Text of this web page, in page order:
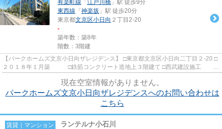
有楽町線 「 江戸川橋 」駅 徒歩9分
東西線 「 神楽坂 」駅 徒歩20分
東京都文京区小日向 ２丁目2-20
-
築年数：築8年
階数：3階建
【パークホームズ文京小日向ザレジデンス】 □東京都文京区小日向二丁目２-20 □
２０１８年１月築 □鉄筋コンクリート造地上３階建て □西武建設施工
現在空室情報がありません。
パークホームズ文京小日向ザレジデンスへのお問い合わせは
こちら
賃貸｜マンション ランテルナ小石川